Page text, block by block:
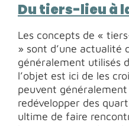
Du tiers-lieu à
Les concepts de «
» sont d’une actualité
généralement utilisés
l’objet est ici de les
peuvent
redévelopper des
ultime de faire